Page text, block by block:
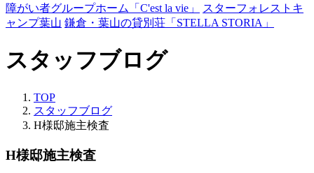
障がい者グループホーム「C'est la vie」
スターフォレストキ
ャンプ葉山 鎌倉・葉山の貸別荘「STELLA STORIA」
スタッフブログ
TOP
スタッフブログ
H様邸施主検査
H様邸施主検査